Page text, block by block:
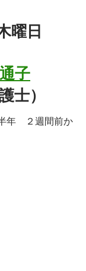
曜日
子
士）
年 ２週間前か